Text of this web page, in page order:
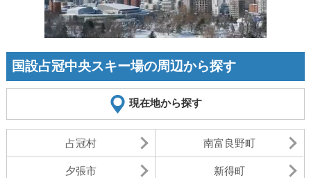
国設占冠中央スキー場の周辺から探す
現在地から探す
占冠村 南富良野町
夕張市 新得町